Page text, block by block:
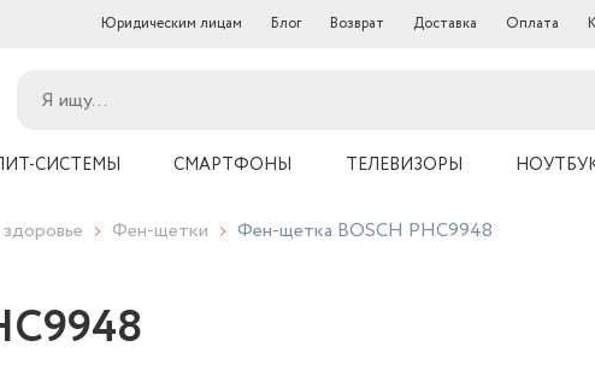
Юридическим лицам Блог Возврат Доставка Оплата
СИСТЕМЫ СМАРТФОНЫ ТЕЛЕВИЗОРЫ
Фен-щетки Фен-щетка BOSCH PHC9948